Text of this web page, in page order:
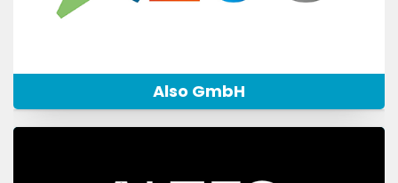
Also GmbH